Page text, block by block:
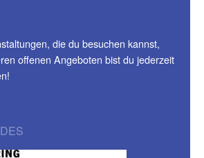
die du besuchen kannst,
offenen Angeboten bist du jederzeit